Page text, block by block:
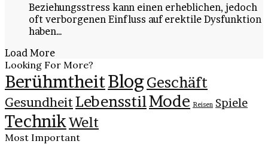
Beziehungsstress kann einen erheblichen, jedoch
oft verborgenen Einfluss auf erektile Dysfunktion
haben…
Load More
Looking For More?
BerühmtheitBlogGeschäft
GesundheitLebensstilMode Reisen Spiele
TechnikWelt
Most Important